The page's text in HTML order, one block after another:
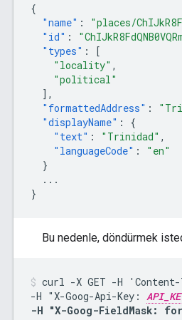
{
"name" : "places/
"id" :
"types" :
[
"locality" ,
"political"
],
"formattedAddress" :
"displayName" :
{
"text" : "Trinidad" ,
"languageCode" :
"en"
}
...
}
Bu nedenle, döndürmek
curl -X GET -H
-H "X-Goog-Api-Key:
-H "X-Goog-FieldMask: